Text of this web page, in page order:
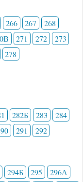
266 267
268
271 272
273
278
282Б 283
284
291 292
294Б 295
296А